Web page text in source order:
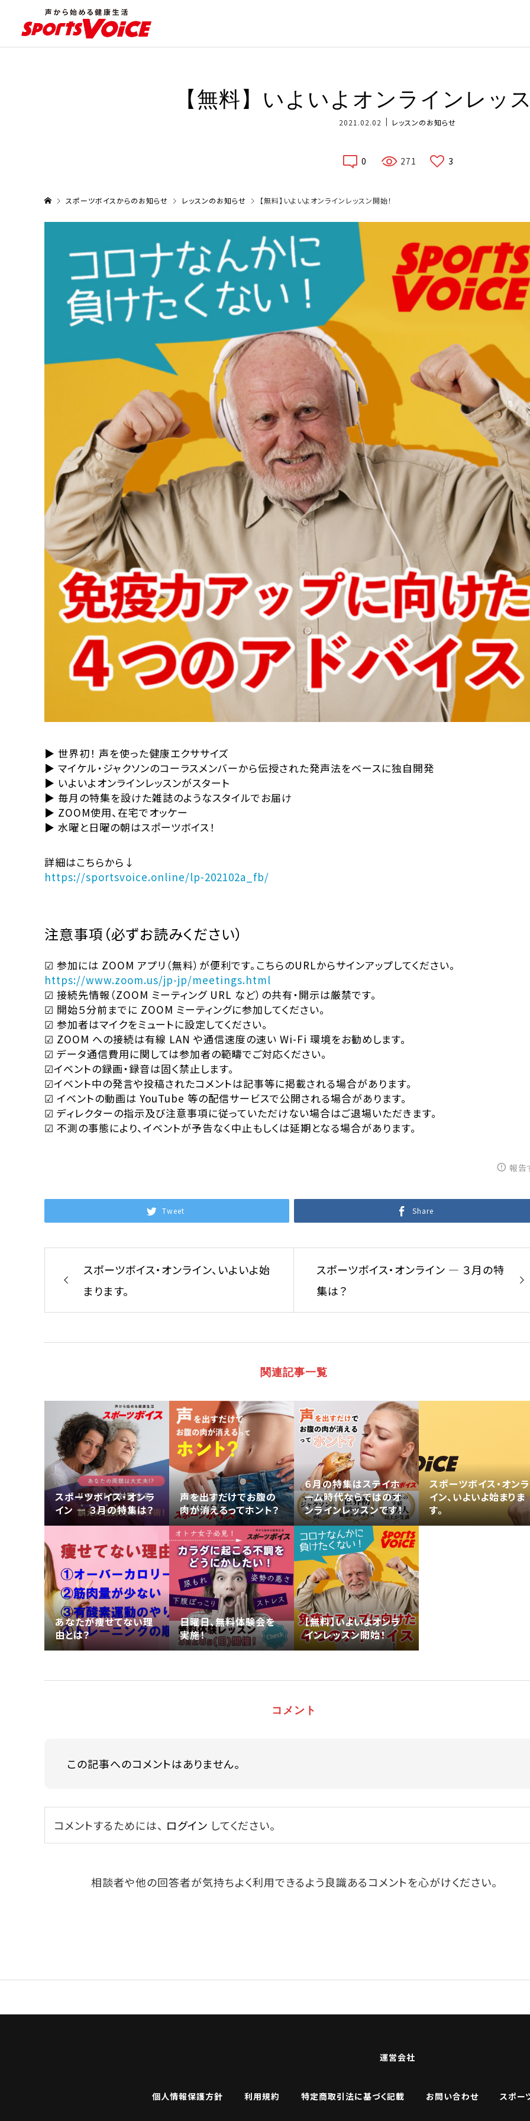
【無料】​いよいよオンラインレッ
2021.02.02 レッスンのお知らせ
0 271 3
スポーツボイスからのお知らせ レッスンのお知らせ 【無料】​いよいよオンラインレッスン開始！
▶ 世界初！ 声を使った健康エクササイズ
▶ マイケル・ジャクソンのコーラスメンバーから伝授された発声法をベースに独自開発
▶ いよいよオンラインレッスンがスタート
▶ 毎月の特集を設けた雑誌のようなスタイルでお届け
▶ ZOOM使用、在宅でオッケー
▶ 水曜と日曜の朝はスポーツボイス！
詳細はこちらから↓
https://sportsvoice.online/lp-202102a_fb/
注意事項（必ずお読みください）
☑ 参加には ZOOM アプリ（無料）が便利です。こちらのURLからサインアップしてください。
https://www.zoom.us/jp-jp/meetings.html
☑ 接続先情報（ZOOM ミーティング URL など）の共有・開示は厳禁です。
☑ 開始５分前までに ZOOM ミーティングに参加してください。
☑ 参加者はマイクをミュートに設定してください。
☑ ZOOM への接続は有線 LAN や通信速度の速い Wi-Fi 環境をお勧めします。
☑ データ通信費用に関しては参加者の範疇でご対応ください。
☑イベントの録画・録音は固く禁止します。
☑イベント中の発言や投稿されたコメントは記事等に掲載される場合があります。
☑ イベントの動画は YouTube 等の配信サービスで公開される場合があります。
☑ ディレクターの指示及び注意事項に従っていただけない場合はご退場いただきます。
☑ 不測の事態により、イベントが予告なく中止もしくは延期となる場合があります。
報告
Tweet Share
スポーツボイス・オンライン、いよいよ始
まります。
スポーツボイス・オンライン — ３月の特
集は？
関連記事一覧
スポーツボイス・オンラ
イン — ３月の特集は？
声を出すだけでお腹の
肉が消えるってホント？
６月の特集はステイホ
ーム時代ならではのオ
ンラインレッスンです！
スポーツボイス・オンラ
イン、いよいよ始まりま
す。
あなたが痩せてない理
由とは？
日曜日、無料体験会を
実施！
【無料】​いよいよオンラ
インレッスン開始！
コメント
この記事へのコメントはありません。
コメントするためには、 ログイン してください。
相談者や他の回答者が気持ちよく利用できるよう良識あるコメントを心がけください。
運営会社
個人情報保護方針 利用規約 特定商取引法に基づく記載 お問い合わせ スポー